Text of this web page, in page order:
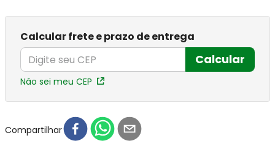
Calcular frete e prazo de entrega
Calcular
Não sei meu CEP
Compartilhar